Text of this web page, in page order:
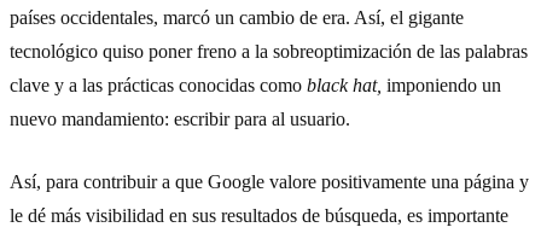
países occidentales, marcó un cambio de era. Así, el gigante
tecnológico quiso poner freno a la sobreoptimización de las palabras
clave y a las prácticas conocidas como black hat, imponiendo un
nuevo mandamiento: escribir para al usuario.
Así, para contribuir a que Google valore positivamente una página y
le dé más visibilidad en sus resultados de búsqueda, es importante